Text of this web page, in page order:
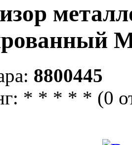
8800445
* * * * * (0